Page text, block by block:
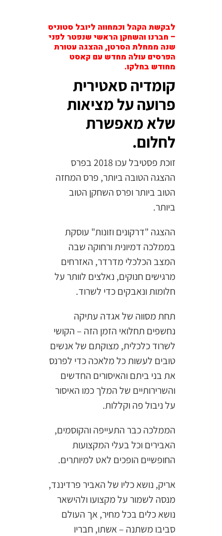
לבקשת הקהל וכמחווה ליובל סטוניס
– חברנו והשחקן הראשי שנפטר לפני
שנה ממחלת הסרטן, ההצגה עטורת
הפרסים עולה מחדש עם קאסט
מחודש בחלקו.
קומדיה סאטירית
פרועה על מציאות
שלא מאפשרת
לחלום.
זוכת פסטיבל עכו 2018 בפרס
ההצגה הטובה ביותר, פרס המחזה
הטוב ביותר ופרס השחקן הטוב
ביותר.
ההצגה "דרקונים וזונות" עוסקת
בממלכה דמיונית ורחוקה שבה
המצב הכלכלי מדרדר, האזרחים
מרגישים חנוקים, נאלצים לוותר על
חלומות ונאבקים כדי לשרוד.
תחת מסווה של אגדה עתיקה
נחשפים תחלואי הזמן הזה – הקושי
לשרוד כלכלית, מצוקתם של אנשים
טובים לעשות כל מלאכה כדי לפרנס
את בני ביתם והאיסורים החדשים
והשרירותיים של המלך כמו האיסור
על ניבול פה וקללות.
הממלכה כבר התעייפה והקוסמים,
האבירים וכל בעלי המקצועות
החופשיים הופכים לאט למיותרים.
אריק, נושא כליו של האביר פרדיננד,
מנסה לשמור על מקצועו ולהישאר
נושא כלים בכל מחיר, אך העולם
סביבו משתנה – אשתו, חבריו